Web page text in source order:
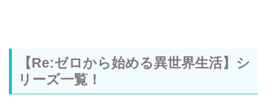
【Re:ゼロから始める異世界生活】シ
リーズ一覧！